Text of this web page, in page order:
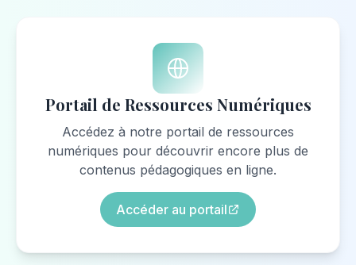
Portail de Ressources Numériques
Accédez à notre portail de ressources
numériques pour découvrir encore plus de
contenus pédagogiques en ligne.
Accéder au portail